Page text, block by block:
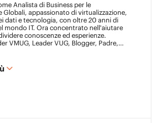
Analista di Business per le
appassionato di virtualizzazione,
dati e tecnologia, con oltre 20 anni di
mondo IT. Ora concentrato nell'aiutare
conoscenze ed esperienze.
VMUG, Leader VUG, Blogger, Padre,